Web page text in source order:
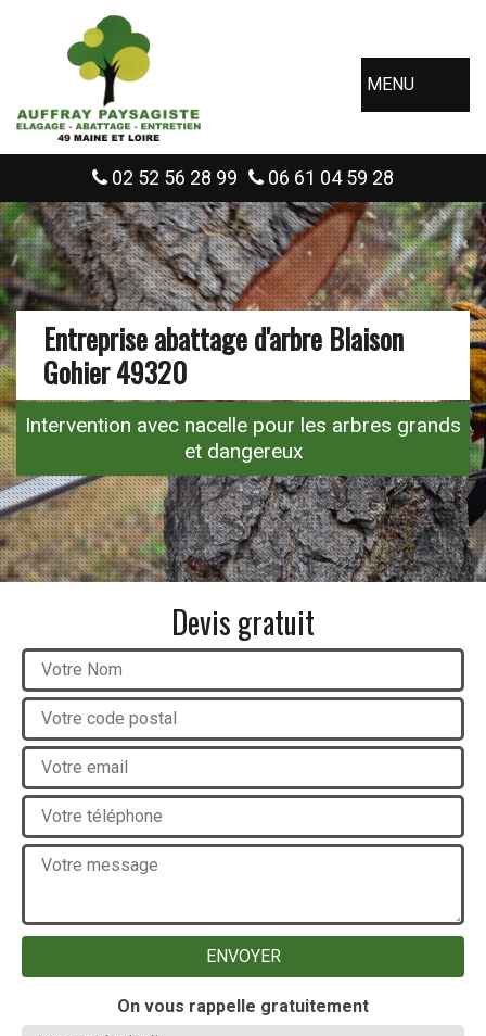
MENU
02 52 56 28 99 06 61 04 59 28
Entreprise abattage d'arbre Blaison
Gohier 49320
Intervention avec nacelle pour les arbres grands
et dangereux
Devis gratuit
On vous rappelle gratuitement